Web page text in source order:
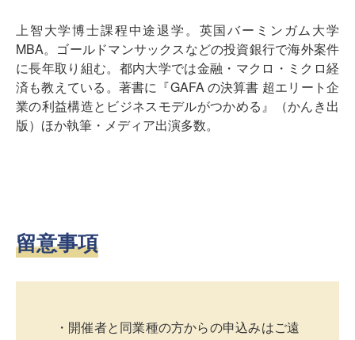
上智大学博士課程中途退学。英国バーミンガム大学
MBA。ゴールドマンサックスなどの投資銀行で海外案件
に長年取り組む。都内大学では金融・マクロ・ミクロ経
済も教えている。著書に『GAFA の決算書 超エリート企
業の利益構造とビジネスモデルがつかめる』（かんき出
版）ほか執筆・メディア出演多数。
留意事項
・開催者と同業種の方からの申込みはご遠